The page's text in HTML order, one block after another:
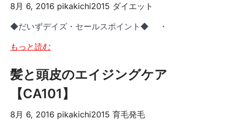
8月 6, 2016 pikakichi2015 ダイエット
◆だいずデイズ・セールスポイント◆ ・
もっと読む
髪と頭皮のエイジングケア
【CA101】
8月 6, 2016 pikakichi2015 育毛発毛